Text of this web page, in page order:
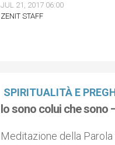
JUL 21, 2017 06:00
ZENIT STAFF
SPIRITUALITÀ E
Io sono colui che
Meditazione della